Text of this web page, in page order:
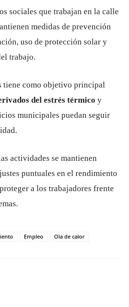
sociales que trabajan en la calle
medidas de prevención
uso de protección solar y
trabajo.
tiene como objetivo principal
del estrés térmico y
municipales puedan seguir
actividades se mantienen
puntuales en el rendimiento
a los trabajadores frente
Empleo Ola de calor